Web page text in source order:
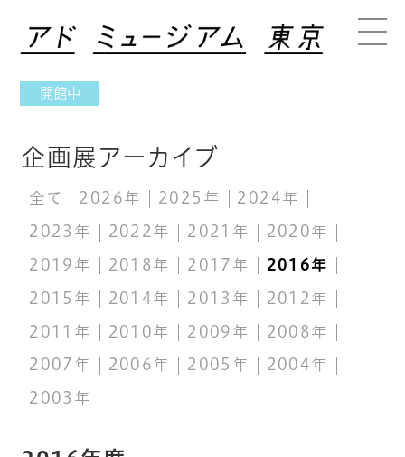
開館中
企画展アーカイブ
全て 2026年 2025年
2024年
2023年
2022年 2021年
2020年
2019年
2018年 2017年
2016年
2015年
2014年 2013年
2012年
2011年
2010年 2009年
2008年
2007年
2006年 2005年
2004年
2003年